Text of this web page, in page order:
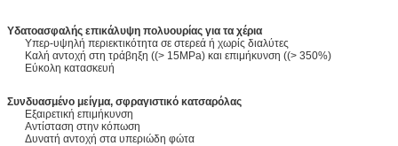
Υδατοασφαλής επικάλυψη πολυουρίας για τα χέρια
Υπερ-υψηλή περιεκτικότητα σε στερεά ή χωρίς διαλύτες
Καλή αντοχή στη τράβηξη ((> 15MPa) και επιμήκυνση ((> 350%)
Εύκολη κατασκευή
Συνδυασμένο μείγμα, σφραγιστικό κατσαρόλας
Εξαιρετική επιμήκυνση
Αντίσταση στην κόπωση
Δυνατή αντοχή στα υπεριώδη φώτα